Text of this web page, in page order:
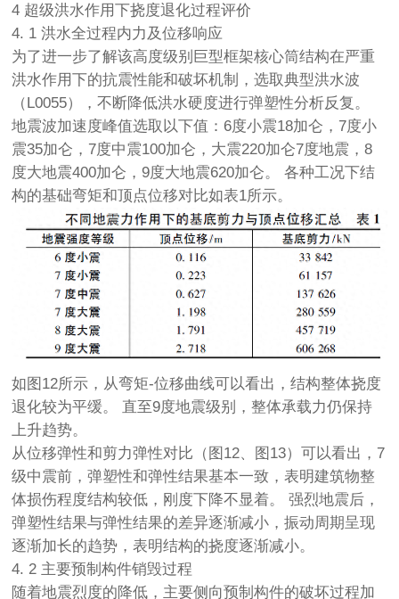
4 超级洪水作用下挠度退化过程评价
4. 1 洪水全过程内力及位移响应
为了进一步了解该高度级别巨型框架核心筒结构在严重
洪水作用下的抗震性能和破坏机制，选取典型洪水波
（L0055），不断降低洪水硬度进行弹塑性分析反复。
地震波加速度峰值选取以下值：6度小震18加仑，7度小
震35加仑，7度中震100加仑，大震220加仑7度地震，8
度大地震400加仑，9度大地震620加仑。 各种工况下结
构的基础弯矩和顶点位移对比如表1所示。
如图12所示，从弯矩-位移曲线可以看出，结构整体挠度
退化较为平缓。 直至9度地震级别，整体承载力仍保持
上升趋势。
从位移弹性和剪力弹性对比（图12、图13）可以看出，7
级中震前，弹塑性和弹性结果基本一致，表明建筑物整
体损伤程度结构较低，刚度下降不显着。 强烈地震后，
弹塑性结果与弹性结果的差异逐渐减小，振动周期呈现
逐渐加长的趋势，表明结构的挠度逐渐减小。
4. 2 主要预制构件销毁过程
随着地震烈度的降低，主要侧向预制构件的破坏过程加